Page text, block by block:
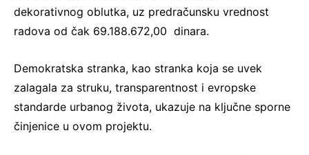
dekorativnog oblutka, uz predračunsku vrednost
radova od čak 69.188.672,00 dinara.
Demokratska stranka, kao stranka koja se uvek
zalagala za struku, transparentnost i evropske
standarde urbanog života, ukazuje na ključne sporne
činjenice u ovom projektu.